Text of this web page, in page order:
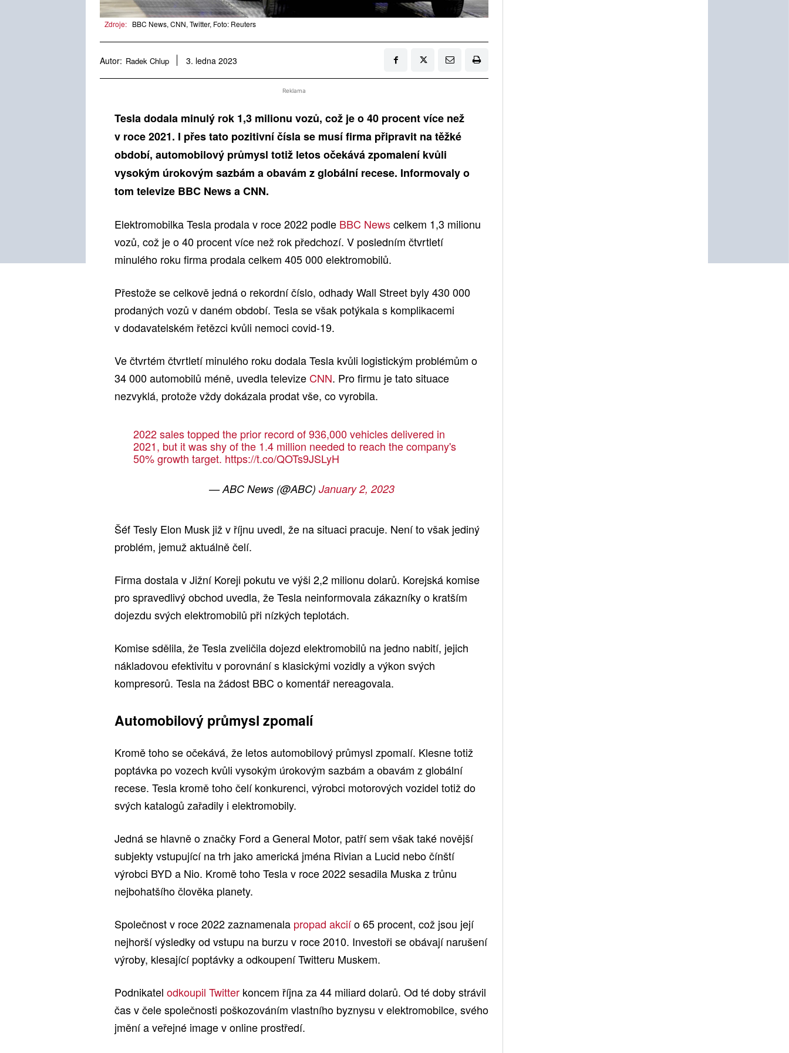
Zdroje: BBC News, CNN, Twitter, Foto: Reuters
Autor: Radek Chlup 3. ledna 2023
Reklama
Tesla dodala minulý rok 1,3 milionu vozů, což je o 40 procent více než
v roce 2021. I přes tato pozitivní čísla se musí firma připravit na těžké
období, automobilový průmysl totiž letos očekává zpomalení kvůli
vysokým úrokovým sazbám a obavám z globální recese. Informovaly o
tom televize BBC News a CNN.
Elektromobilka Tesla prodala v roce 2022 podle BBC Newscelkem 1,3 milionu
vozů, což je o 40 procent více než rok předchozí. V posledním čtvrtletí
minulého roku firma prodala celkem 405 000 elektromobilů.
Přestože se celkově jedná o rekordní číslo, odhady Wall Street byly 430 000
prodaných vozů v daném období. Tesla se však potýkala s komplikacemi
v dodavatelském řetězci kvůli nemoci covid-19.
Ve čtvrtém čtvrtletí minulého roku dodala Tesla kvůli logistickým problémům o
34 000 automobilů méně, uvedla televizeCNN. Pro firmu je tato situace
nezvyklá, protože vždy dokázala prodat vše, co vyrobila.
2022 sales topped the prior record of 936,000 vehicles delivered in
2021, but it was shy of the 1.4 million needed to reach the company's
50% growth target.https://t.co/QOTs9JSLyH
— ABC News (@ABC) January 2, 2023
Šéf Tesly Elon Musk již v říjnu uvedl, že na situaci pracuje. Není to však jediný
problém, jemuž aktuálně čelí.
Firma dostala v Jižní Koreji pokutu ve výši 2,2 milionu dolarů. Korejská komise
pro spravedlivý obchod uvedla, že Tesla neinformovala zákazníky o kratším
dojezdu svých elektromobilů při nízkých teplotách.
Komise sdělila, že Tesla zveličila dojezd elektromobilů na jedno nabití, jejich
nákladovou efektivitu v porovnání s klasickými vozidly a výkon svých
kompresorů. Tesla na žádost BBC o komentář nereagovala.
Automobilový průmysl zpomalí
Kromě toho se očekává, že letos automobilový průmysl zpomalí. Klesne totiž
poptávka po vozech kvůli vysokým úrokovým sazbám a obavám z globální
recese. Tesla kromě toho čelí konkurenci, výrobci motorových vozidel totiž do
svých katalogů zařadily i elektromobily.
Jedná se hlavně o značky Ford a General Motor, patří sem však také novější
subjekty vstupující na trh jako americká jména Rivian a Lucid nebo čínští
výrobci BYD a Nio. Kromě toho Tesla v roce 2022 sesadila Muska z trůnu
nejbohatšího člověka planety.
Společnost v roce 2022 zaznamenala propad akciío 65 procent, což jsou její
nejhorší výsledky od vstupu na burzu v roce 2010. Investoři se obávají narušení
výroby, klesající poptávky a odkoupení Twitteru Muskem.
Podnikatel odkoupil Twitter koncem října za 44 miliard dolarů. Od té doby strávil
čas v čele společnosti poškozováním vlastního byznysu v elektromobilce, svého
jmění a veřejné image v online prostředí.